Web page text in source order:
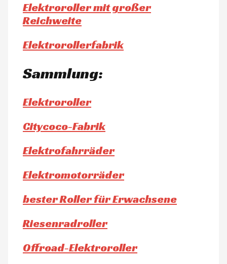
Elektroroller mit großer
Reichweite
Elektrorollerfabrik
Sammlung:
Elektroroller
Citycoco-Fabrik
Elektrofahrräder
Elektromotorräder
bester Roller für Erwachsene
Riesenradroller
Offroad-Elektroroller